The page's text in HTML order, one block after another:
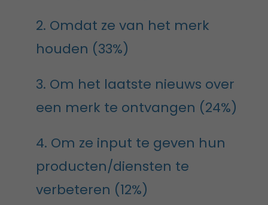
2. Omdat ze van het merk
houden (33%)
3. Om het laatste nieuws over
een merk te ontvangen (24%)
4. Om ze input te geven hun
producten/diensten te
verbeteren (12%)